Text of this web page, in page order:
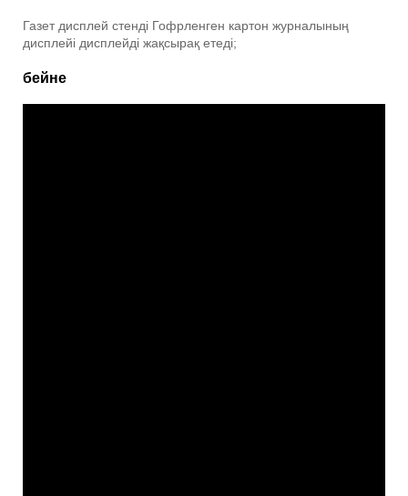
Газет дисплей стенді Гофрленген картон журналының
дисплейі дисплейді жақсырақ етеді;
бейне